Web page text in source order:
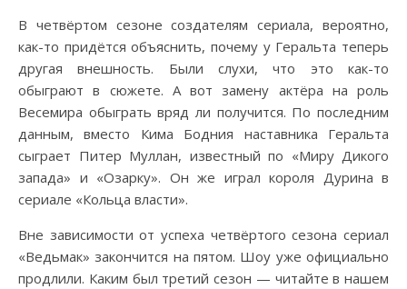
В четвёртом сезоне создателям сериала, вероятно,
как-то придётся объяснить, почему у Геральта теперь
другая внешность. Были слухи, что это как-то
обыграют в сюжете. А вот замену актёра на роль
Весемира обыграть вряд ли получится. По последним
данным, вместо Кима Бодния наставника Геральта
сыграет Питер Муллан, известный по «Миру Дикого
запада» и «Озарку». Он же играл короля Дурина в
сериале «Кольца власти».
Вне зависимости от успеха четвёртого сезона сериал
«Ведьмак» закончится на пятом. Шоу уже официально
продлили. Каким был третий сезон — читайте в нашем